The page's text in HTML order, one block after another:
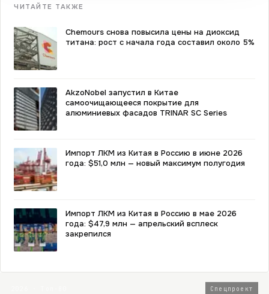
ЧИТАЙТЕ ТАКЖЕ
Chemours снова повысила цены на диоксид
титана: рост с начала года составил около 5%
AkzoNobel запустил в Китае
самоочищающееся покрытие для
алюминиевых фасадов TRINAR SC Series
Импорт ЛКМ из Китая в Россию в июне 2026
года: $51,0 млн — новый максимум полугодия
Импорт ЛКМ из Китая в Россию в мае 2026
года: $47,9 млн — апрельский всплеск
закрепился
Спецпроект